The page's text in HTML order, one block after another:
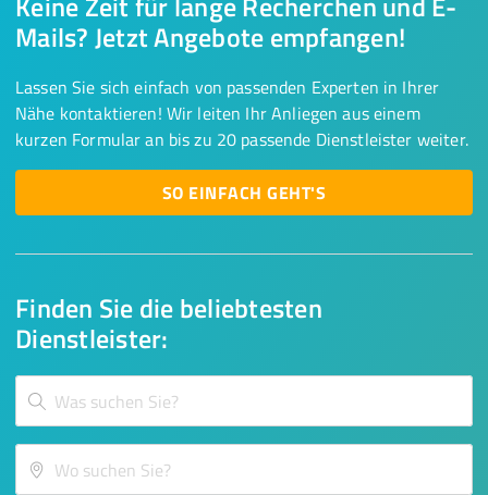
Finden Sie die beliebtesten
Dienstleister:
Mails? Jetzt Angebote empfangen!
Lassen Sie sich einfach von passenden Experten in Ihrer
Nähe kontaktieren! Wir leiten Ihr Anliegen aus einem
kurzen Formular an bis zu 20 passende Dienstleister weiter.
SO EINFACH GEHT'S